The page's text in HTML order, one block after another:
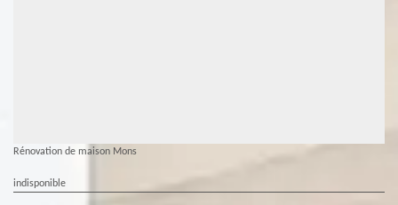
Rénovation de maison Mons
indisponible